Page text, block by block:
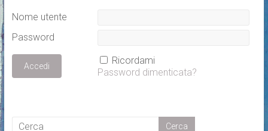
Nome utente
Password
Ricordami
Password dimenticata?